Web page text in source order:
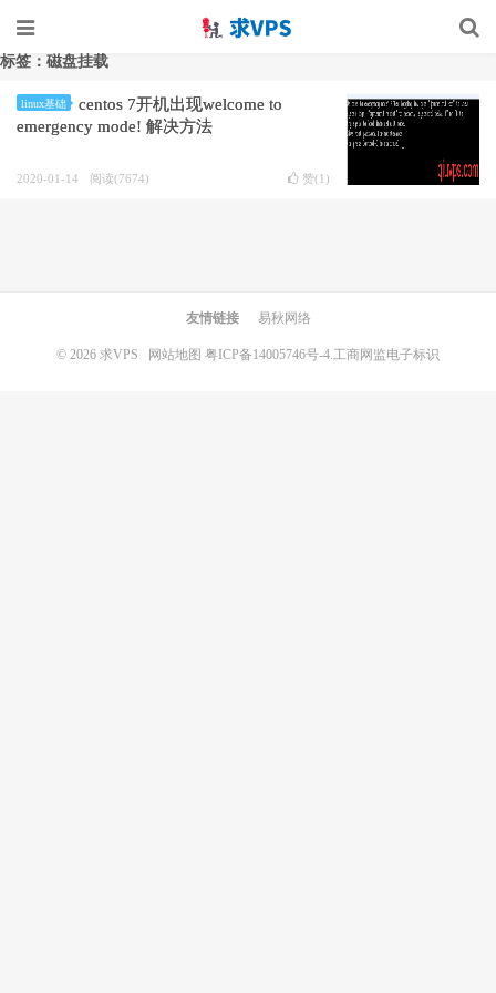
标签：磁盘挂载
linux基础
centos 7开机出现welcome to
emergency mode! 解决方法
2020-01-14 阅读(7674) 赞(1 )
友情链接 易秋网络
© 2026 求VPS 网站地图 粤ICP备14005746号-4.工商网监电子标识